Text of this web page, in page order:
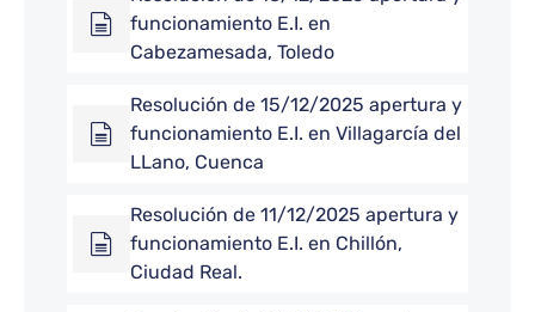
funcionamiento E.I. en
Cabezamesada, Toledo
Resolución de 15/12/2025 apertura y
funcionamiento E.I. en Villagarcía del
LLano, Cuenca
Resolución de 11/12/2025 apertura y
funcionamiento E.I. en Chillón,
Ciudad Real.